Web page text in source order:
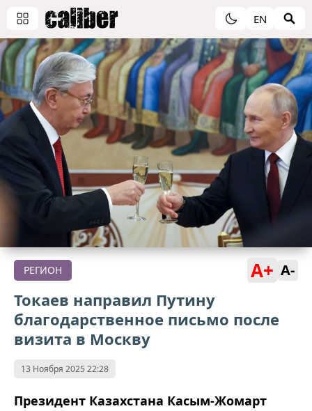
EN
РЕГИОН A+ A-
Токаев направил Путину
благодарственное письмо после
визита в Москву
13 Ноября 2025 22:28
Президент Казахстана Касым-Жомарт